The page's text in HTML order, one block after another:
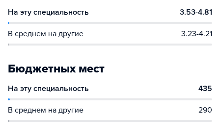
На эту специальность 3.53-4.81
В среднем на другие 3.23-4.21
Бюджетных мест
На эту специальность 435
В среднем на другие 290